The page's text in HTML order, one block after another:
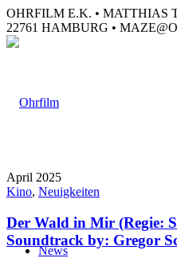
OHRFILM E.K. • MATTHIAS
22761 HAMBURG •
News
April 2025
Kino, Neuigkeiten
Der Wald in Mir (Regie:
Soundtrack by: Gregor